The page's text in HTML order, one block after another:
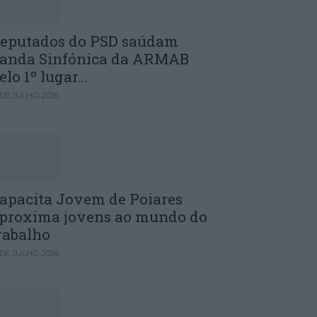
do PSD saúdam
Sinfónica da ARMAB
1º lugar...
JULHO, 2026
Jovem de Poiares
jovens ao mundo do
JULHO, 2026